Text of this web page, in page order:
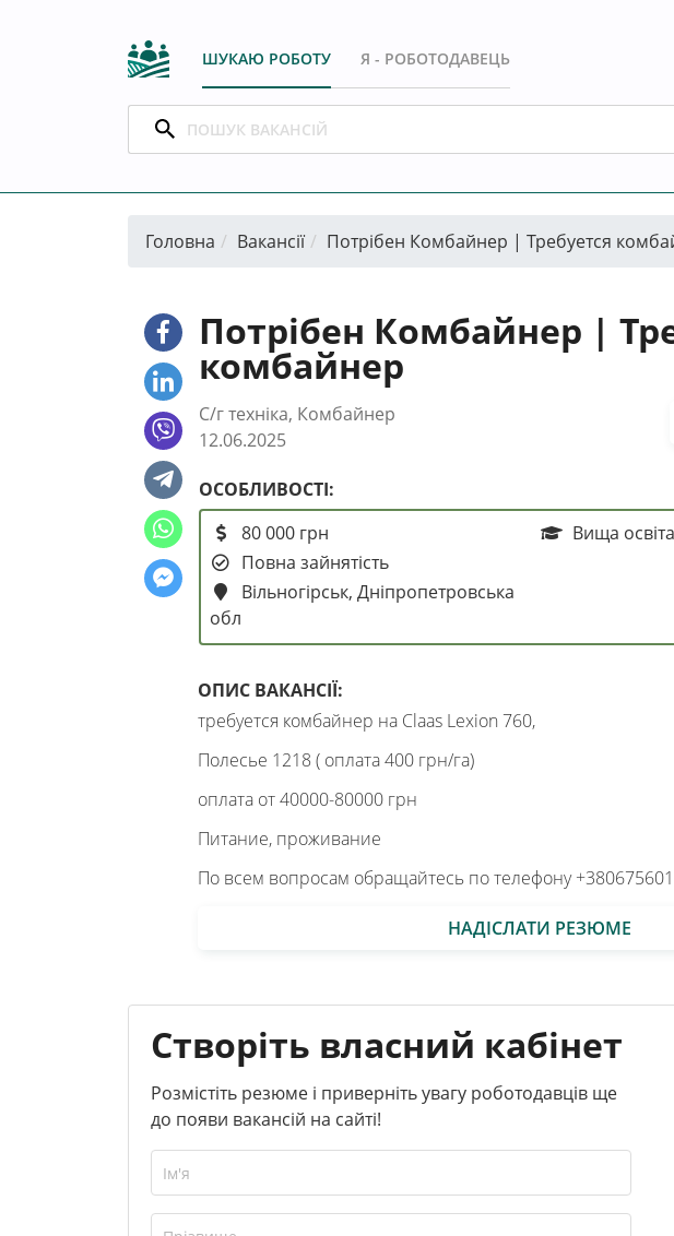
ШУКАЮ РОБОТУ Я - РОБОТОДАВЕЦЬ
Головна Вакансії Потрібен Комбайнер | Требуется
Потрібен Комбайнер |
комбайнер
С/г техніка, Комбайнер
12.06.2025
ОСОБЛИВОСТІ:
80 000 грн
Повна зайнятість
Вільногірськ, Дніпропетровська
обл
Вища освіта
ОПИС ВАКАНСІЇ:
требуется комбайнер на Claas Lexion 760,
Полесье 1218 ( оплата 400 грн/га)
оплата от 40000-80000 грн
Питание, проживание
По всем вопросам обращайтесь по телефону
НАДІСЛАТИ РЕЗЮМЕ
Створіть власний кабінет
Розмістіть резюме і приверніть увагу роботодавців ще
до появи вакансій на сайті!